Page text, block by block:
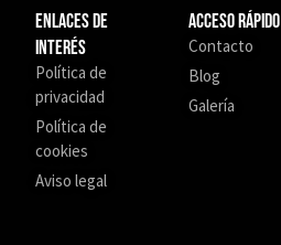
Enlaces de
interés
Política de
privacidad
Política de
cookies
Aviso legal
Acceso Rápido
Contacto
Blog
Galería